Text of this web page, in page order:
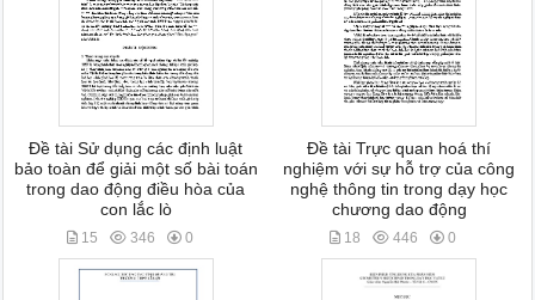
Đề tài Sử dụng các định luật
bảo toàn để giải một số bài toán
trong dao động điều hòa của
con lắc lò
15 346 0
Đề tài Trực quan hoá thí
nghiệm với sự hỗ trợ của công
nghệ thông tin trong dạy học
chương dao động
18 446 0